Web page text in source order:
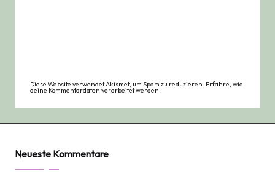
Diese Website verwendet Akismet, um Spam zu reduzieren. Erfahre, wie
deine Kommentardaten verarbeitet werden.
Neueste Kommentare